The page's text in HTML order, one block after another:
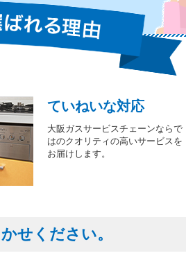
ていねいな対応
大阪ガスサービスチェーンならで
はのクオリティの高いサービスを
お届けします。
せください。